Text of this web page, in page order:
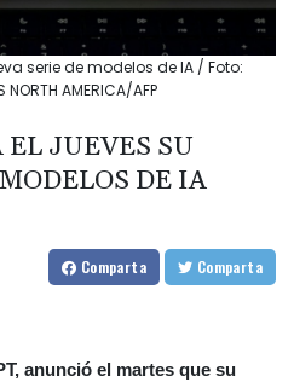
serie de modelos de IA / Foto:
NORTH AMERICA/AFP
JUEVES SU
DE IA
Comparta Comparta
anunció el martes que su